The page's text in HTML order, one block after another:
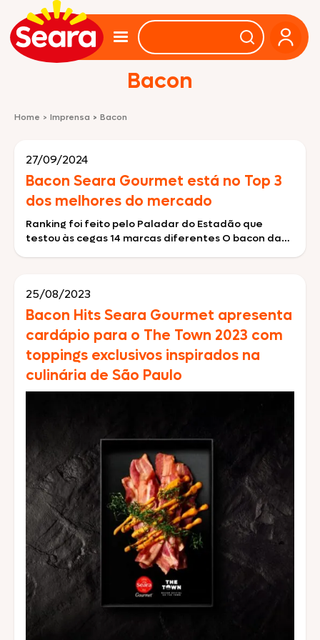
Bacon
Home > Imprensa > Bacon
27/09/2024
Bacon Seara Gourmet está no Top 3
dos melhores do mercado
Ranking foi feito pelo Paladar do Estadão que
testou às cegas 14 marcas diferentes O bacon da
melhor bacon do mercado, ficando em terceiro
lugar, atrás apenas de duas marcas artesanais. Os
produtos foram avaliados […]
25/08/2023
Bacon Hits Seara Gourmet apresenta
cardápio para o The Town 2023 com
toppings exclusivos inspirados na
culinária de São Paulo